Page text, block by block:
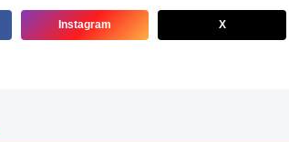
Instagram X